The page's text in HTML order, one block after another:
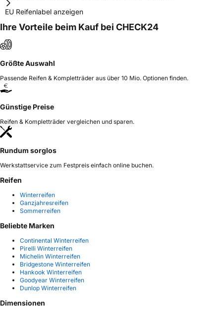
EU Reifenlabel anzeigen
Ihre Vorteile beim Kauf bei CHECK24
Größte Auswahl
Passende Reifen & Kompletträder aus über 10 Mio. Optionen finden.
Günstige Preise
Reifen & Kompletträder vergleichen und sparen.
Rundum sorglos
Werkstattservice zum Festpreis einfach online buchen.
Reifen
Winterreifen
Ganzjahresreifen
Sommerreifen
Beliebte Marken
Continental Winterreifen
Pirelli Winterreifen
Michelin Winterreifen
Bridgestone Winterreifen
Hankook Winterreifen
Goodyear Winterreifen
Dunlop Winterreifen
Dimensionen